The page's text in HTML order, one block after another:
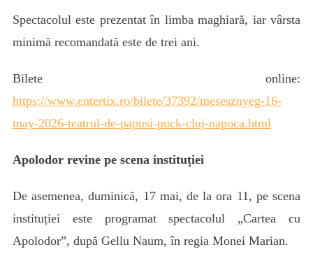
Spectacolul este prezentat în limba maghiară, iar vârsta
minimă recomandată este de trei ani.
Bilete online:
https://www.entertix.ro/bilete/37392/mesesznyeg-16-
may-2026-teatrul-de-papusi-puck-cluj-napoca.html
Apolodor revine pe scena instituției
De asemenea, duminică, 17 mai, de la ora 11, pe scena
instituției este programat spectacolul „Cartea cu
Apolodor”, după Gellu Naum, în regia Monei Marian.